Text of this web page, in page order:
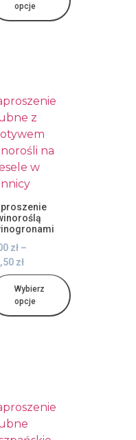
opcje
zł –
zł
Wybierz
opcje